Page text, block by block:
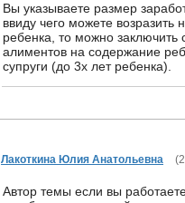
Вы указываете размер
ввиду чего можете
ребенка, то можно
алиментов на содержание
супруги (до 3х лет ребенка).
Лакоткина Юлия Анатольевна (
Автор темы если вы